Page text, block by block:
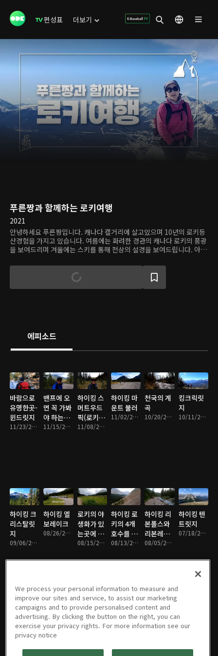
편성표 더보기
푸른짱과 함께하는 로키여행
2021
안녕하세요 푸른짱입니다. 캐나다 캘거리에 살고있으며 10년의 로키등
산경험을 가지고 있습니다. 여름에는 화려한 경관의 캐나다 로키의 풍광
을 보여드리며 겨울에는 스키를 통해 천상의 설경을 보여드립니다. 아울
에피소드
바람으로
유명한곳-
윈드릿지
11/23/2021 • 14분
밴프에 오
면 꼭 가봐
야 하는곳
- 터널마운
11/15/2021 • 8분
하이킹 스
머트우드
픽(로키단
풍)
11/08/2021 • 8분
하이킹 마
운트 불러
11/02/2021 • 7분
천국의 계
곡
10/20/2021 • 10분
킹크릭릿
지
10/11/2021 • 7분
하이킹 크
리스탈릿
지
09/06/2021 • 14분
하이킹 엘
보레이크
08/26/2021 • 6분
로키의 야
생화가 있
는곳에 하
이킹
08/15/2021 • 11분
하이킹 로
키의 4개
호수를 한
꺼번에 08/13/2021 • 12분
하이킹 리
본폴스와
리본레이
크
08/05/2021 • 15분
하이킹 텐
트릿지
07/18/2021 • 12분
하이킹 그
리즐리픽
07/07/2021 • 9분
3개의 폭
포가 있는
트롤폴스
하이킹 06/29/2021 • 13분
하이킹 무
스 마운틴
06/24/2021 • 8분
하이킹 니
하히릿지
06/14/2021 • 15분
포겟미낫
폰드 산책
하기
06/07/2021 • 12분
We process your personal information to measure and
improve our sites and service, to assist our marketing
campaigns and to provide personalised content and
advertising. By clicking the button on the right, you can
exercise your privacy rights. For more information see our
privacy notice